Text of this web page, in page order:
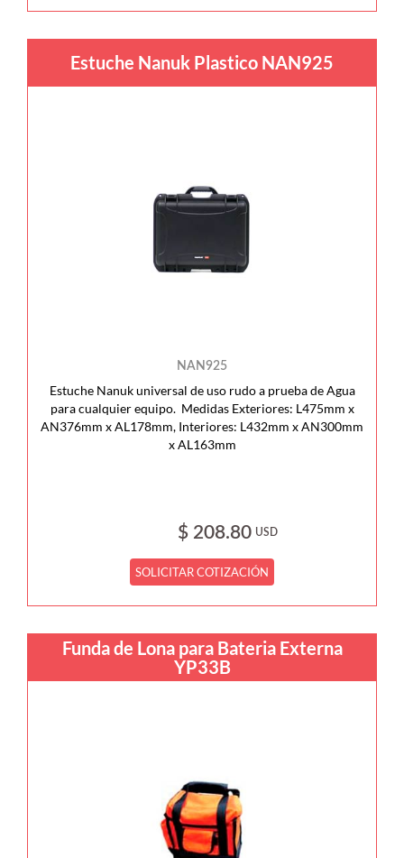
Estuche Nanuk Plastico NAN925
NAN925
Estuche Nanuk universal de uso rudo a prueba de Agua
para cualquier equipo. Medidas Exteriores: L475mm x
AN376mm x AL178mm, Interiores: L432mm x AN300mm
x AL163mm
$ 208.80 USD
SOLICITAR COTIZACIÓN
Funda de Lona para Bateria Externa
YP33B